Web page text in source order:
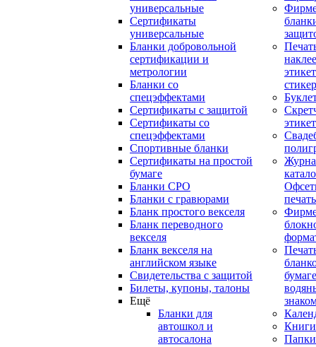
универсальные
Сертификаты
универсальные
Бланки добровольной
сертификации и
метрологии
Бланки со
спецэффектами
Сертификаты с защитой
Сертификаты со
спецэффектами
Спортивные бланки
Cертификаты на простой
бумаге
Бланки СРО
Бланки с гравюрами
Бланк простого векселя
Бланк переводного
векселя
Бланк векселя на
английском языке
Свидетельства с защитой
Билеты, купоны, талоны
Ещё
Бланки для
автошкол и
автосалона
печать
Книги
Папки